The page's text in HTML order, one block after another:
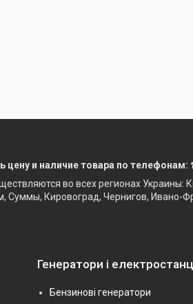
цену и наличие товара по телефонам:
во всех регионах
Кировоград, Чернигов,
Генератори і
Бензинові генератори